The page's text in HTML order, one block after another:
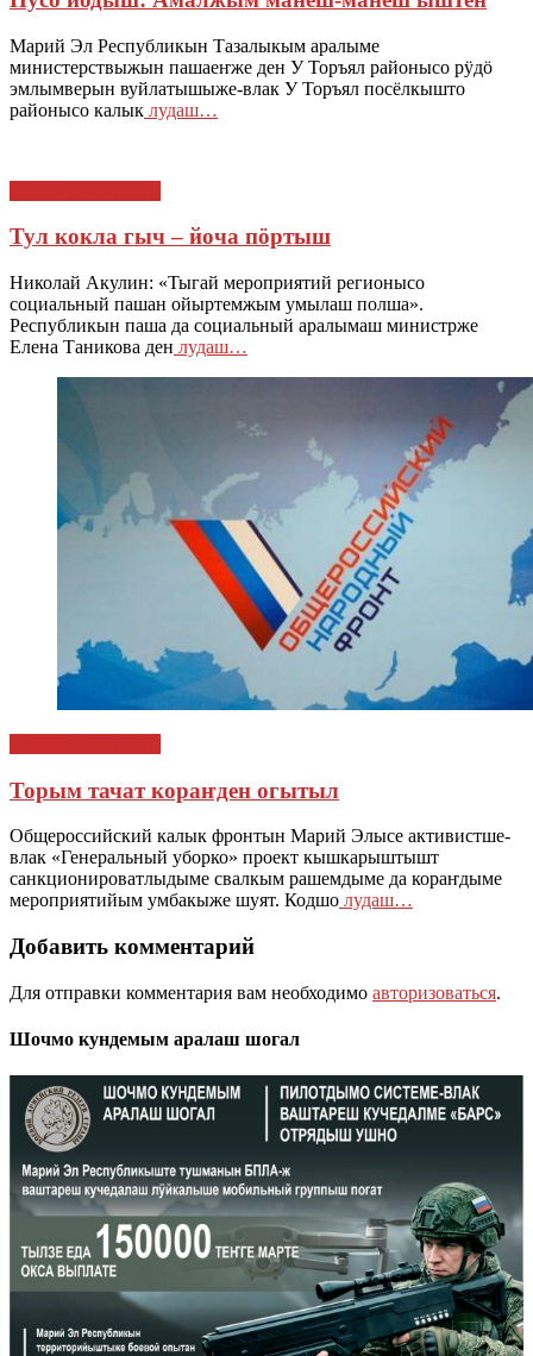
Марий Эл Республикын Тазалыкым аралыме
министерствыжын пашаеҥже ден У Торъял районысо рӱдӧ
эмлымверын вуйлатышыже-влак У Торъял посёлкышто
районысо калык лудаш…
Тул кокла гыч – йоча пӧртыш
Николай Акулин: «Тыгай мероприятий регионысо
социальный пашан ойыртемжым умылаш полша».
Республикын паша да социальный аралымаш министрже
Елена Таникова ден лудаш…
Торым тачат кораҥден огытыл
Общероссийский калык фронтын Марий Элысе активистше-
влак «Генеральный уборко» проект кышкарыштышт
санкционироватлыдыме свалкым рашемдыме да кораҥдыме
мероприятийым умбакыже шуят. Кодшо лудаш…
Добавить комментарий
Для отправки комментария вам необходимо авторизоваться.
Шочмо кундемым аралаш шогал